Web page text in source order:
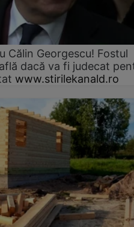
Călin Georgescu! Fostul
dacă va fi judecat
www.stirilekanald.ro